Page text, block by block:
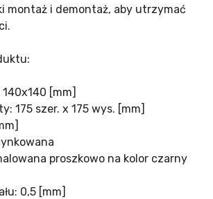
montaż i demontaż, aby utrzymać
[mm]
175 szer. x 175 wys. [mm]
proszkowo na kolor czarny
0,5 [mm]